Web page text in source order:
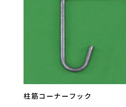
柱筋コーナーフック